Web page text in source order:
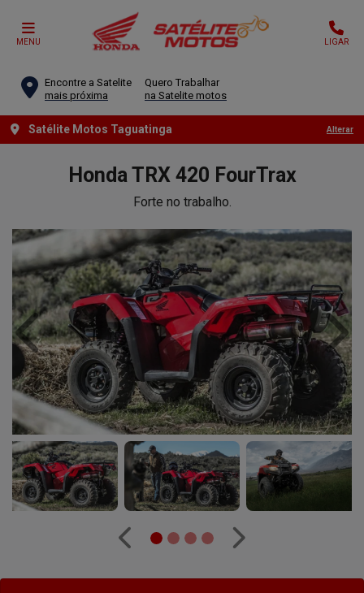
MENU LIGAR
Encontre a Satelite
mais próxima
Quero Trabalhar
na Satelite motos
Satélite Motos Taguatinga Alterar
HondaTRX 420 FourTrax
Forte no trabalho.
Anterior
Anterior Próximo